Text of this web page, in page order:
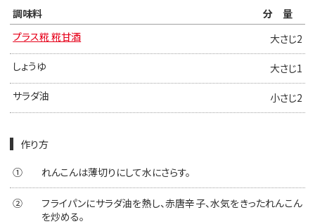
調味料
分量
プラス糀 糀甘酒
大さじ2
しょうゆ
大さじ1
サラダ油
小さじ2
作り方
①
れんこんは薄切りにして水にさらす。
②
フライパンにサラダ油を熱し、赤唐辛子、水気をきったれんこん
を炒める。